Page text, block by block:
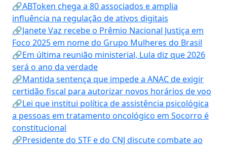
🔗ABToken chega a 80 associados e amplia
influência na regulação de ativos digitais
🔗Janete Vaz recebe o Prêmio Nacional Justiça em
Foco 2025 em nome do Grupo Mulheres do Brasil
🔗Em última reunião ministerial, Lula diz que 2026
será o ano da verdade
🔗Mantida sentença que impede a ANAC de exigir
certidão fiscal para autorizar novos horários de voo
🔗Lei que institui política de assistência psicológica
a pessoas em tratamento oncológico em Socorro é
constitucional
🔗Presidente do STF e do CNJ discute combate ao